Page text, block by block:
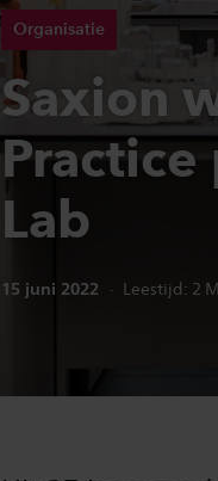
Organisatie
Saxion
Lab
Publicatiedatum:
15 juni 2022 Leestijd: 2